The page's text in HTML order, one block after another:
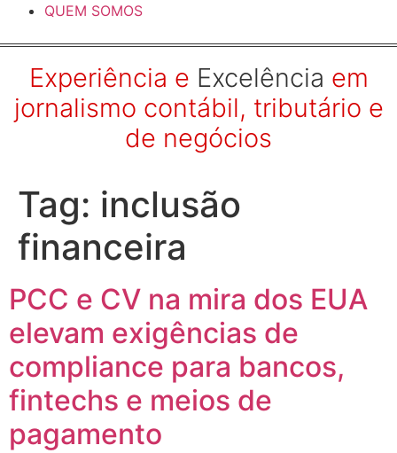
QUEM SOMOS
Experiência e Excelência em
jornalismo contábil, tributário e
de negócios
Tag: inclusão
financeira
PCC e CV na mira dos EUA
elevam exigências de
compliance para bancos,
fintechs e meios de
pagamento